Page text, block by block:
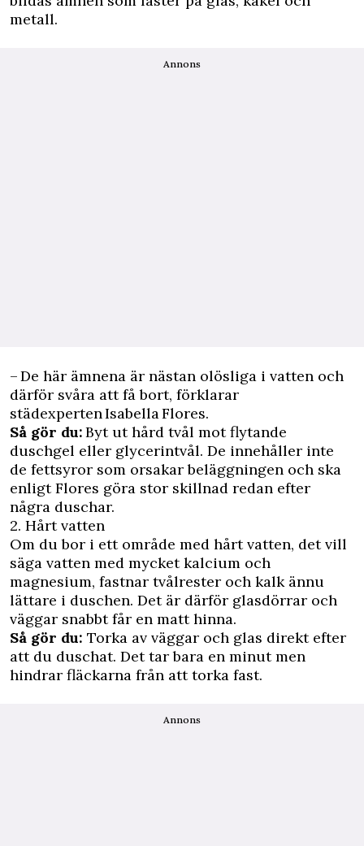
metall.
Annons
– De här ämnena är nästan olösliga i vatten och
därför svåra att få bort, förklarar
städexperten Isabella Flores.
Så gör du:Byt ut hård tvål mot flytande
duschgel eller glycerintvål. De innehåller inte
de fettsyror som orsakar beläggningen och ska
enligt Flores göra stor skillnad redan efter
några duschar.
2. Hårt vatten
Om du bor i ett område med hårt vatten, det vill
säga vatten med mycket kalcium och
magnesium, fastnar tvålrester och kalk ännu
lättare i duschen. Det är därför glasdörrar och
väggar snabbt får en matt hinna.
Så gör du: Torka av väggar och glas direkt efter
att du duschat. Det tar bara en minut men
hindrar fläckarna från att torka fast.
Annons